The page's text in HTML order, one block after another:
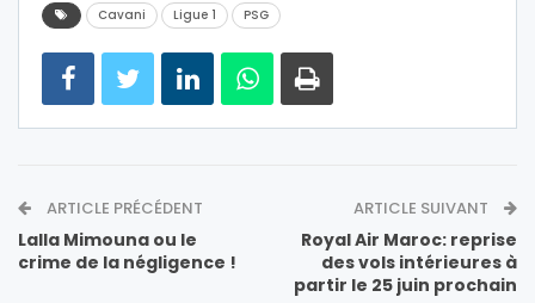
Cavani Ligue 1 PSG
ARTICLE PRÉCÉDENT
Lalla Mimouna ou le
crime de la négligence !
ARTICLE SUIVANT
Royal Air Maroc: reprise
des vols intérieures à
partir le 25 juin prochain